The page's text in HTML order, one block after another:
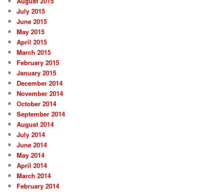
July 2015
June 2015
May 2015
April 2015
March 2015
February 2015
January 2015
December 2014
November 2014
October 2014
September 2014
August 2014
July 2014
June 2014
May 2014
April 2014
March 2014
February 2014